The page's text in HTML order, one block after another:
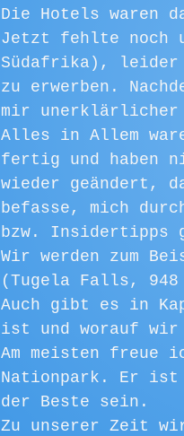
Die Hotels waren
Jetzt fehlte noch
Südafrika), leider
zu erwerben.
mir unerklärlicher
Alles in Allem
fertig und haben
wieder geändert,
befasse, mich
bzw. Insidertipps
Wir werden zum
(Tugela Falls, 948
Auch gibt es in
ist und worauf wir
Am meisten freue
Nationpark. Er ist
der Beste sein.
Zu unserer Zeit